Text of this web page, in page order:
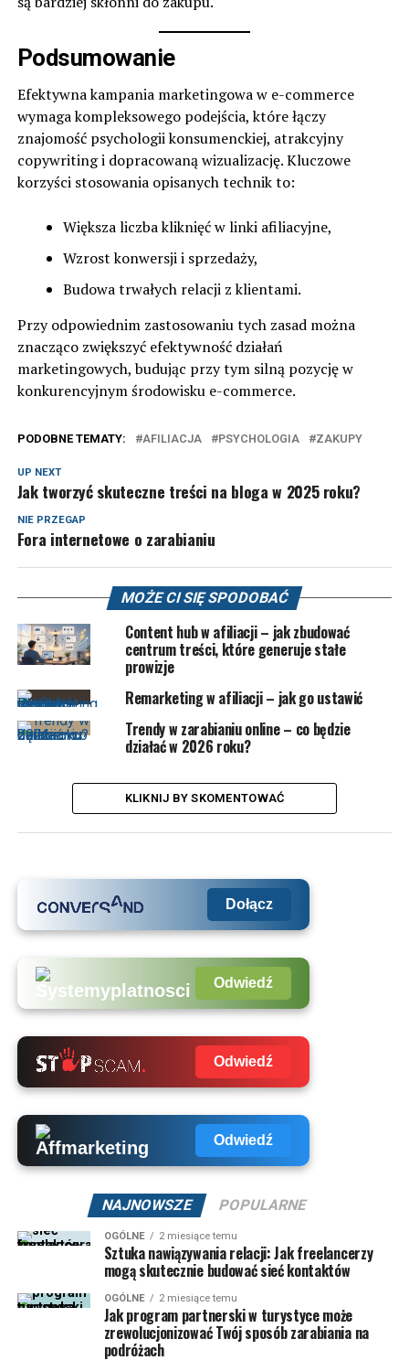
Podsumowanie
Efektywna kampania marketingowa w e-commerce
wymaga kompleksowego podejścia, które łączy
znajomość psychologii konsumenckiej, atrakcyjny
copywriting i dopracowaną wizualizację. Kluczowe
korzyści stosowania opisanych technik to:
Większa liczba kliknięć w linki afiliacyjne,
Wzrost konwersji i sprzedaży,
Budowa trwałych relacji z klientami.
Przy odpowiednim zastosowaniu tych zasad można
znacząco zwiększyć efektywność działań
marketingowych, budując przy tym silną pozycję w
konkurencyjnym środowisku e-commerce.
PODOBNE TEMATY: AFILIACJA PSYCHOLOGIA ZAKUPY
UP NEXT
Jak tworzyć skuteczne treści na bloga w 2025 roku?
NIE PRZEGAP
Fora internetowe o zarabianiu
MOŻE CI SIĘ SPODOBAĆ
Content hub w afiliacji – jak zbudować
centrum treści, które generuje stałe
prowizje
Remarketing w afiliacji – jak go ustawić
Trendy w zarabianiu online – co będzie
działać w 2026 roku?
KLIKNIJ BY SKOMENTOWAĆ
Dołącz
Odwiedź
Odwiedź
Odwiedź
NAJNOWSZE POPULARNE
OGÓLNE 2 miesiące temu
Sztuka nawiązywania relacji: Jak freelancerzy
mogą skutecznie budować sieć kontaktów
OGÓLNE 2 miesiące temu
Jak program partnerski w turystyce może
zrewolucjonizować Twój sposób zarabiania na
podróżach